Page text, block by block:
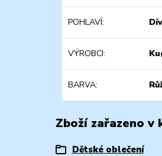
POHLAVÍ
VÝROBCI
BARVA
Zboží zařazeno v
Dětské oblečení